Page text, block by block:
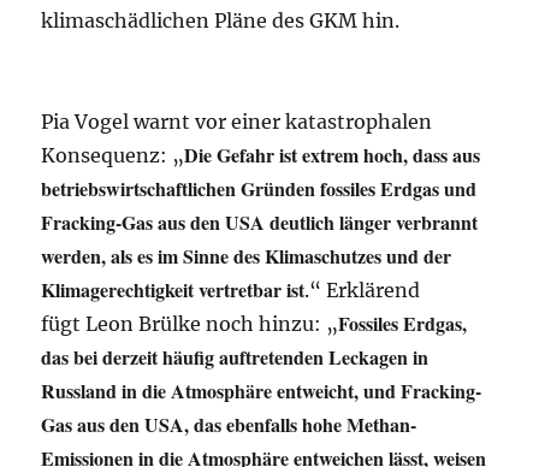
klimaschädlichen Pläne des GKM hin.
Pia Vogel warnt vor einer katastrophalen
Konsequenz: „Die Gefahr ist extrem hoch, dass aus
betriebswirtschaftlichen Gründen fossiles Erdgas und
Fracking-Gas aus den USA deutlich länger verbrannt
werden, als es im Sinne des Klimaschutzes und der
Klimagerechtigkeit vertretbar ist.“ Erklärend
fügt Leon Brülke noch hinzu: „Fossiles Erdgas,
das bei derzeit häufig auftretenden Leckagen in
Russland in die Atmosphäre entweicht, und Fracking-
Gas aus den USA, das ebenfalls hohe Methan-
Emissionen in die Atmosphäre entweichen lässt, weisen